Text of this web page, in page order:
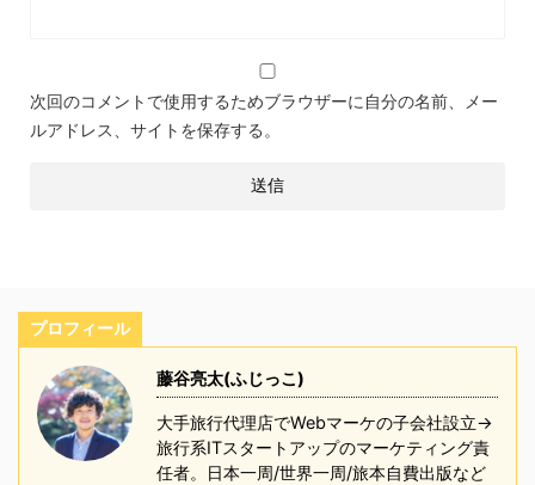
次回のコメントで使用するためブラウザーに自分の名前、メー
ルアドレス、サイトを保存する。
プロフィール
藤谷亮太(ふじっこ)
大手旅行代理店でWebマーケの子会社設立→
旅行系ITスタートアップのマーケティング責
任者。日本一周/世界一周/旅本自費出版など